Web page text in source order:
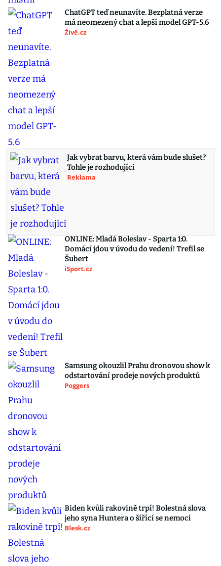
ChatGPT teď neunavíte. Bezplatná verze
má neomezený chat a lepší model GPT-5.6
Živě.cz
Jak vybrat barvu, která vám bude slušet?
Tohle je rozhodující
Reklama
ONLINE: Mladá Boleslav - Sparta 1:0.
Domácí jdou v úvodu do vedení! Trefil se
Šubert
iSport.cz
Samsung okouzlil Prahu dronovou show k
odstartování prodeje nových produktů
Poggers
Biden kvůli rakovině trpí! Bolestná slova
jeho syna Huntera o šířící se nemoci
Blesk.cz